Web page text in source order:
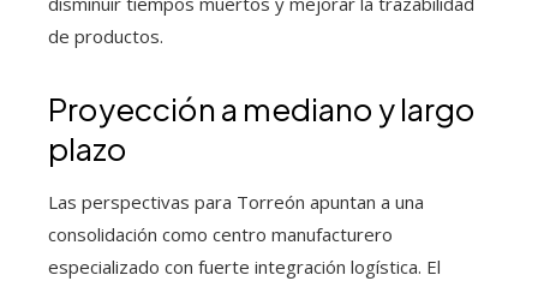
de productos.
Proyección a mediano y largo
plazo
Las perspectivas para Torreón apuntan a una
consolidación como centro manufacturero
especializado con fuerte integración logística. El